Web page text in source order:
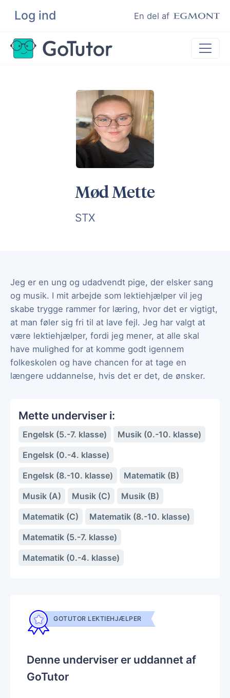
Log ind En del af
Søg
Lektiehjælp
Eksamenshjælp
Hjælp til ordblinde
Kundeudtalelser
Undervisere
Mød Mette
STX
Jeg er en ung og udadvendt pige, der elsker sang
og musik. I mit arbejde som lektiehjælper vil jeg
skabe trygge rammer for læring, hvor det er vigtigt,
at man føler sig fri til at lave fejl. Jeg har valgt at
være lektiehjælper, fordi jeg mener, at alle skal
have mulighed for at komme godt igennem
folkeskolen og have chancen for at tage en
længere uddannelse, hvis det er det, de ønsker.
Mette underviser i:
Engelsk (5.-7. klasse)
Musik (0.-10. klasse)
Engelsk (0.-4. klasse)
Engelsk (8.-10. klasse)
Matematik (B)
Musik (A)
Musik (C)
Musik (B)
Matematik (C)
Matematik (8.-10. klasse)
Matematik (5.-7. klasse)
Matematik (0.-4. klasse)
GOTUTOR LEKTIEHJÆLPER
Denne underviser er uddannet af
GoTutor